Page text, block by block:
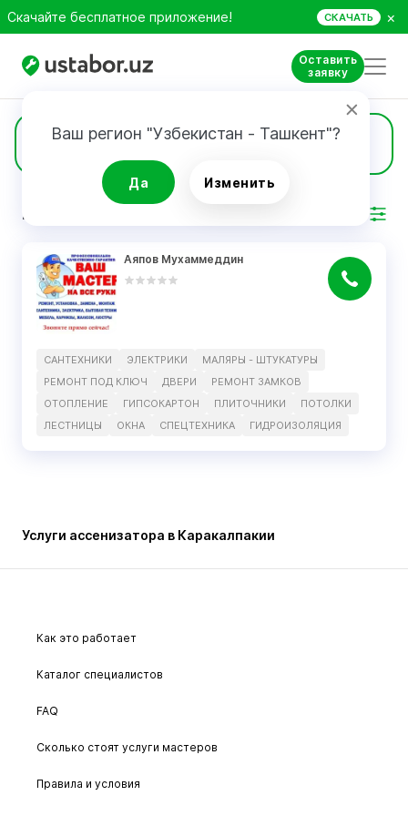
Скачайте бесплатное приложение! СКАЧАТЬ ×
Оставить
заявку
Ваш регион "Узбекистан - Ташкент"?
Да Изменить
Спецтехника
РЕЗУЛЬТАТ
Аяпов Мухаммеддин
САНТЕХНИКИ ЭЛЕКТРИКИ
МАЛЯРЫ - ШТУКАТУРЫ
РЕМОНТ ПОД КЛЮЧ
ДВЕРИ
РЕМОНТ ЗАМКОВ
ОТОПЛЕНИЕ
ГИПСОКАРТОН ПЛИТОЧНИКИ
ПОТОЛКИ
ЛЕСТНИЦЫ
ОКНА СПЕЦТЕХНИКА ГИДРОИЗОЛЯЦИЯ
Услуги ассенизатора в Каракалпакии
Как это работает
Каталог специалистов
FAQ
Сколько стоят услуги мастеров
Правила и условия